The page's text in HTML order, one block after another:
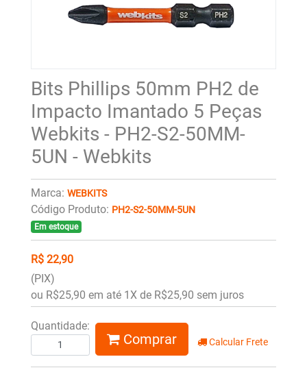
Bits Phillips 50mm PH2 de
Impacto Imantado 5 Peças
Webkits - PH2-S2-50MM-
5UN - Webkits
Marca: WEBKITS
Código Produto: PH2-S2-50MM-5UN
Em estoque
R$ 22,90
(PIX)
ou R$25,90 em até 1X de R$25,90 sem juros
Quantidade:
Comprar Calcular Frete